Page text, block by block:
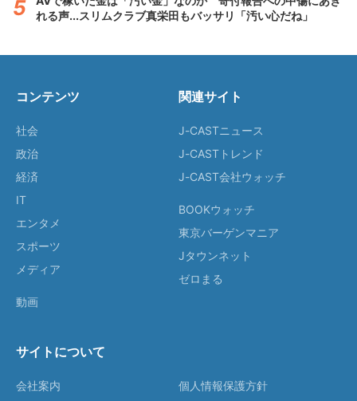
れる声...スリムクラブ真栄田もバッサリ「汚い心だね」
コンテンツ
社会
政治
経済
IT
エンタメ
スポーツ
メディア
動画
関連サイト
J-CASTニュース
J-CASTトレンド
J-CAST会社ウォッチ
BOOKウォッチ
東京バーゲンマニア
Jタウンネット
ゼロまる
サイトについて
会社案内
個人情報保護方針